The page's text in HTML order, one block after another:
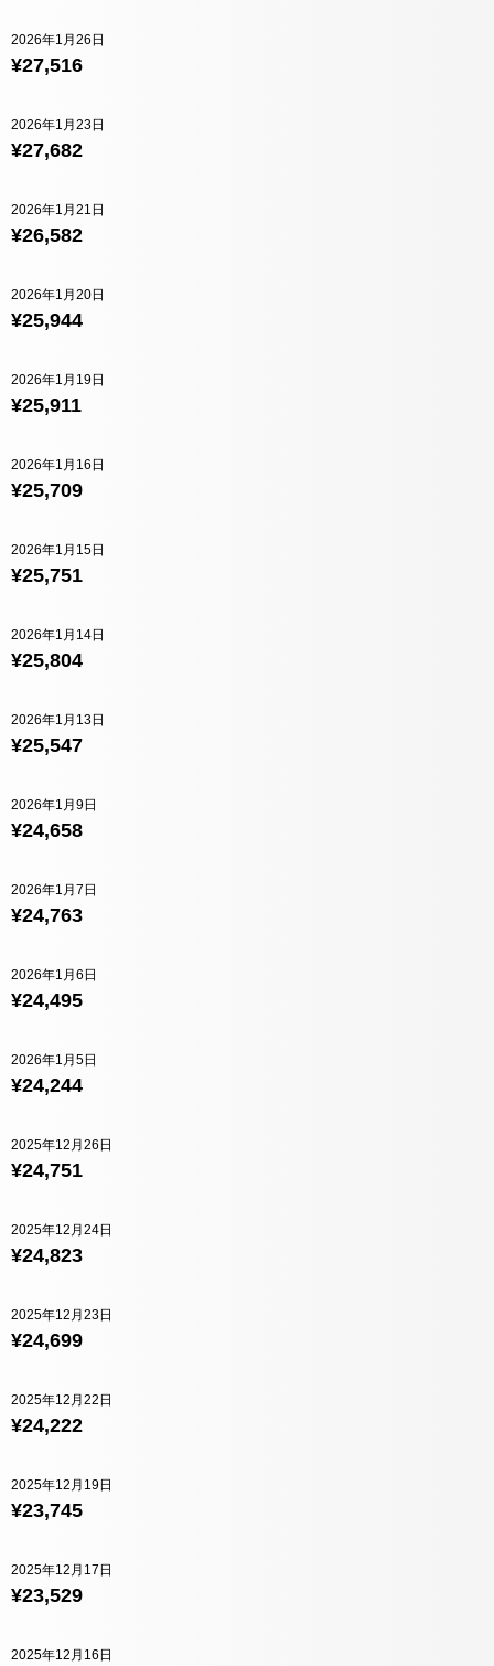
¥27,516
2026年1月26日
¥27,682
2026年1月23日
¥26,582
2026年1月21日
¥25,944
2026年1月20日
¥25,911
2026年1月19日
¥25,709
2026年1月16日
¥25,751
2026年1月15日
¥25,804
2026年1月14日
¥25,547
2026年1月13日
¥24,658
2026年1月9日
¥24,763
2026年1月7日
¥24,495
2026年1月6日
¥24,244
2026年1月5日
¥24,751
2025年12月26日
¥24,823
2025年12月24日
¥24,699
2025年12月23日
¥24,222
2025年12月22日
¥23,745
2025年12月19日
¥23,529
2025年12月17日
2025年12月16日